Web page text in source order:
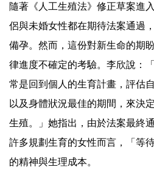
隨著《人工生殖法》修正草案進
侶與未婚女性都在期待法案通過
備孕。然而，這份對新生命的期
律進度不確定的考驗。李欣說：
常是回到個人的生育計畫，評估
以及身體狀況最佳的期間，來決
生殖。」她指出，由於法案最終
許多規劃生育的女性而言，「等
的精神與生理成本。